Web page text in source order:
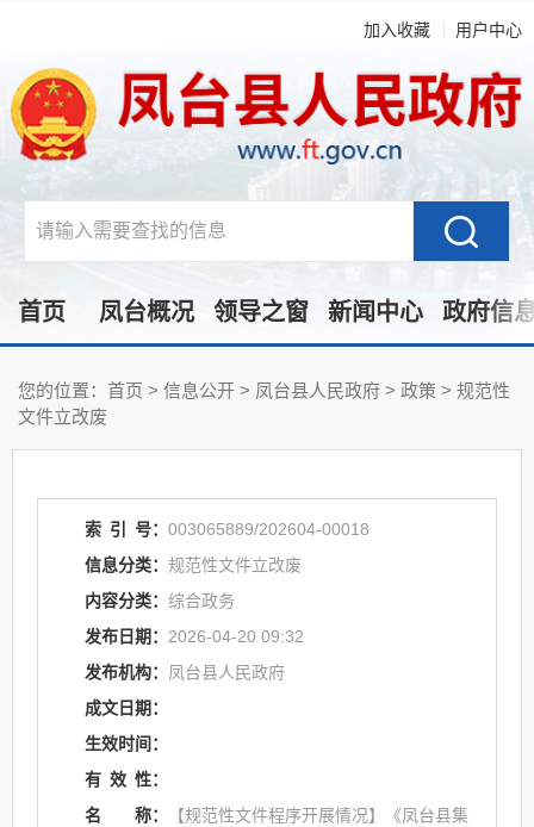
加入收藏 用户中心
首页 凤台概况 领导之窗 新闻中心 政府信
您的位置： 首页 > 信息公开 > 凤台县人民政府 > 政策 > 规范性
文件立改废
索 引 号： 003065889/202604-00018
信息分类： 规范性文件立改废
内容分类： 综合政务
发布日期： 2026-04-20 09:32
发布机构： 凤台县人民政府
成文日期：
生效时间：
有 效 性：
名
称：
【规范性文件程序开展情况】《凤台县集